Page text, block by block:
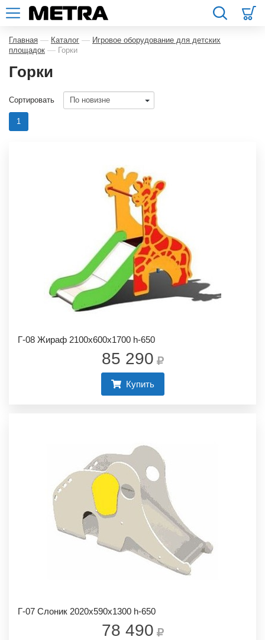
Главная — Каталог — Игровое оборудование для детских
площадок — Горки
Горки
1
Сортировать
Г-08 Жираф 2100х600х1700 h-650
85 290
Купить
Г-07 Слоник 2020х590х1300 h-650
78 490